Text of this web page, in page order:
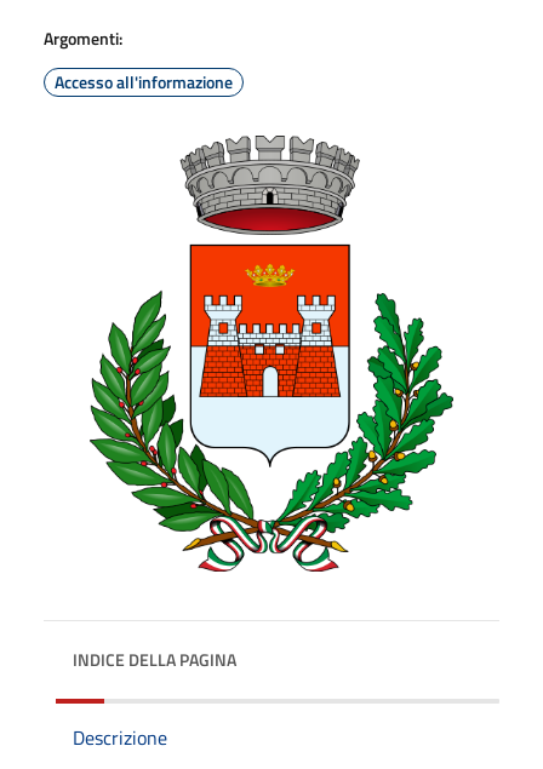
Argomenti:
Accesso all'informazione
INDICE DELLA PAGINA
Descrizione